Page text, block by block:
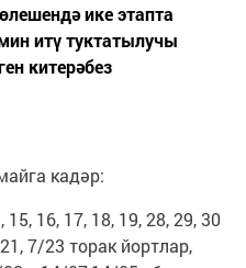
ике этапта
итү туктатылучы
китерәбез
кадәр:
15, 16, 17, 18, 19, 28, 29, 30
7/23 торак йортлар,